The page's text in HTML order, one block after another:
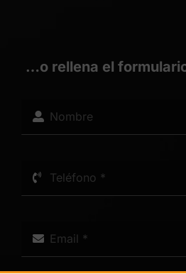
…o rellena el